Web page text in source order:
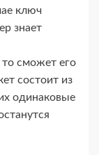
ключ
знает
сможет его
состоит из
одинаковые